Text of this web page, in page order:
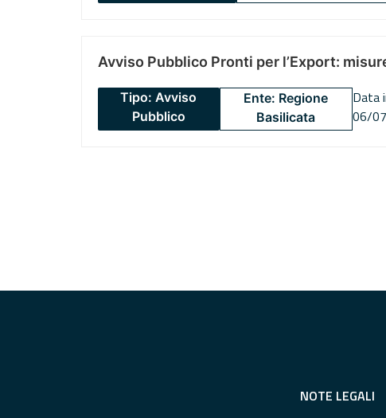
Avviso Pubblico Pronti per l’Export:
Tipo: Avviso
Pubblico
Ente: Regione
Basilicata
Data
06/
NOTE LEGALI